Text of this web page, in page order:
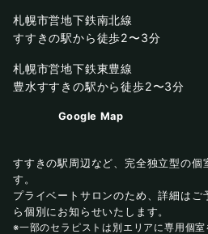
札幌市営地下鉄南北線
すすきの駅から徒歩2〜3分
札幌市営地下鉄東豊線
豊水すすきの駅から徒歩2〜3分
Google Map
すすきの駅周辺など、完全独立型の個
す。
プライベートサロンのため、詳細はご
ら個別にお知らせいたします。
※一部のセラピストは別エリアに専用個